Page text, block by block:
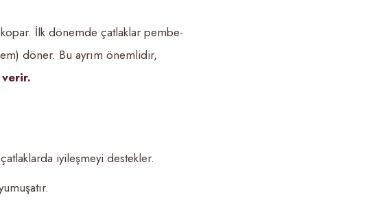
İlk dönemde çatlaklar pembe-
döner. Bu ayrım önemlidir,
iyileşmeyi destekler.